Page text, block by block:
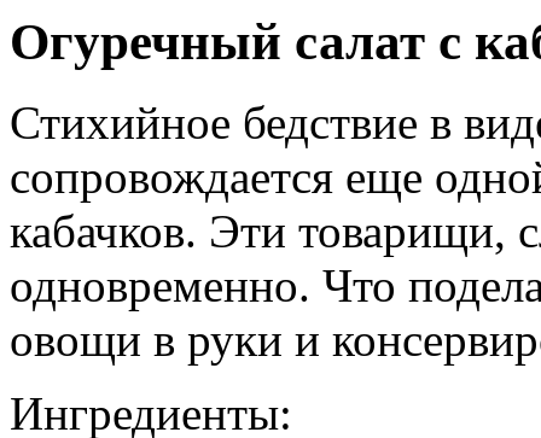
Огуречный салат с
Стихийное бедствие в
сопровождается еще
кабачков. Эти товарищи,
одновременно. Что
овощи в руки и
Ингредиенты: